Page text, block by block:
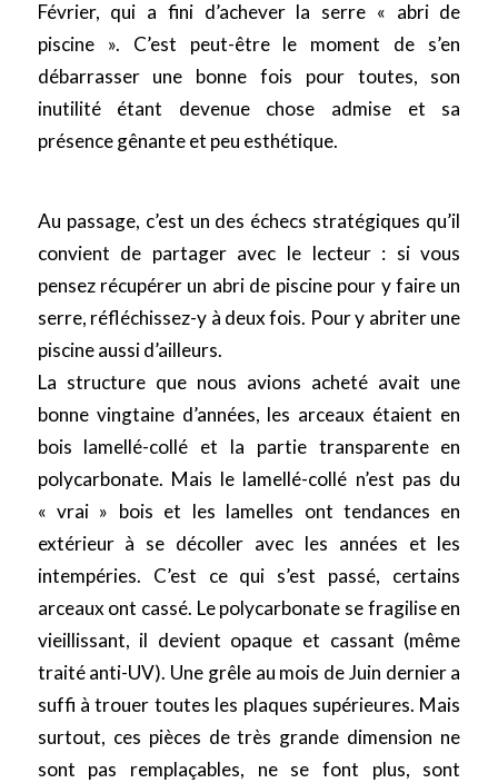
Février, qui a fini d’achever la serre « abri de
piscine ». C’est peut-être le moment de s’en
débarrasser une bonne fois pour toutes, son
inutilité étant devenue chose admise et sa
présence gênante et peu esthétique.
Au passage, c’est un des échecs stratégiques qu’il
convient de partager avec le lecteur : si vous
pensez récupérer un abri de piscine pour y faire un
serre, réfléchissez-y à deux fois. Pour y abriter une
piscine aussi d’ailleurs.
La structure que nous avions acheté avait une
bonne vingtaine d’années, les arceaux étaient en
bois lamellé-collé et la partie transparente en
polycarbonate. Mais le lamellé-collé n’est pas du
« vrai » bois et les lamelles ont tendances en
extérieur à se décoller avec les années et les
intempéries. C’est ce qui s’est passé, certains
arceaux ont cassé. Le polycarbonate se fragilise en
vieillissant, il devient opaque et cassant (même
traité anti-UV). Une grêle au mois de Juin dernier a
suffi à trouer toutes les plaques supérieures. Mais
surtout, ces pièces de très grande dimension ne
sont pas remplaçables, ne se font plus, sont